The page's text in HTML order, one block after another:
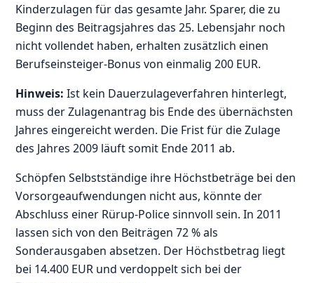
Kinderzulagen für das gesamte Jahr. Sparer, die zu
Beginn des Beitragsjahres das 25. Lebensjahr noch
nicht vollendet haben, erhalten zusätzlich einen
Berufseinsteiger-Bonus von einmalig 200 EUR.
Hinweis:Ist kein Dauerzulageverfahren hinterlegt,
muss der Zulagenantrag bis Ende des übernächsten
Jahres eingereicht werden. Die Frist für die Zulage
des Jahres 2009 läuft somit Ende 2011 ab.
Schöpfen Selbstständige ihre Höchstbeträge bei den
Vorsorgeaufwendungen nicht aus, könnte der
Abschluss einer Rürup-Police sinnvoll sein. In 2011
lassen sich von den Beiträgen 72 % als
Sonderausgaben absetzen. Der Höchstbetrag liegt
bei 14.400 EUR und verdoppelt sich bei der